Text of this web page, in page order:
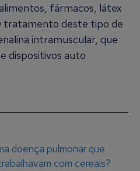
fármacos, látex
tratamento deste tipo de
intramuscular, que
dispositivos auto
doença pulmonar que
com cereais?